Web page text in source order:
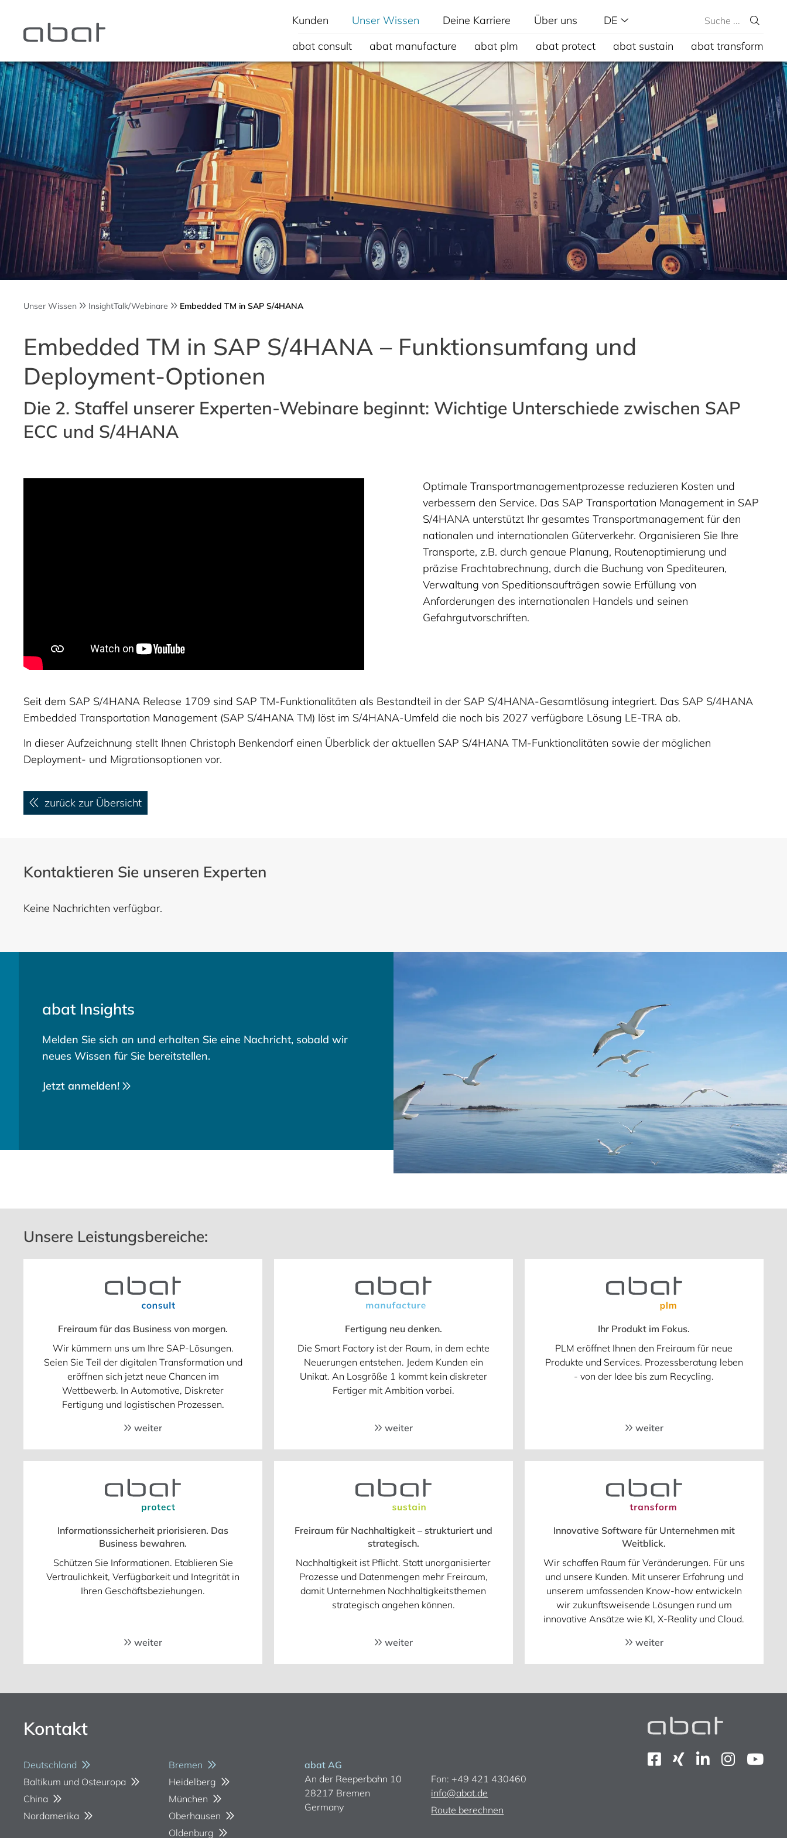
Kunden Unser Wissen Deine Karriere Über uns
DE
abat consult
abat manufacture abat plm abat protect abat sustain abat transform
Unser Wissen InsightTalk/Webinare Embedded TM in SAP S/4HANA
Embedded TM in SAP S/4HANA – Funktionsumfang und
Deployment-Optionen
Die 2. Staffel unserer Experten-Webinare beginnt: Wichtige Unterschiede zwischen SAP
ECC und S/4HANA
Optimale Transportmanagementprozesse reduzieren Kosten und
verbessern den Service. Das SAP Transportation Management in SAP
S/4HANA unterstützt Ihr gesamtes Transportmanagement für den
nationalen und internationalen Güterverkehr. Organisieren Sie Ihre
Transporte, z.B. durch genaue Planung, Routenoptimierung und
präzise Frachtabrechnung, durch die Buchung von Spediteuren,
Verwaltung von Speditionsaufträgen sowie Erfüllung von
Anforderungen des internationalen Handels und seinen
Gefahrgutvorschriften.
Seit dem SAP S/4HANA Release 1709 sind SAP TM-Funktionalitäten als Bestandteil in der SAP S/4HANA-Gesamtlösung integriert. Das SAP S/4HANA
Embedded Transportation Management (SAP S/4HANA TM) löst im S/4HANA-Umfeld die noch bis 2027 verfügbare Lösung LE-TRA ab.
In dieser Aufzeichnung stellt Ihnen Christoph Benkendorf einen Überblick der aktuellen SAP S/4HANA TM-Funktionalitäten sowie der möglichen
Deployment- und Migrationsoptionen vor.
zurück zur Übersicht
Kontaktieren Sie unseren Experten
Keine Nachrichten verfügbar.
abat Insights
Melden Sie sich an und erhalten Sie eine Nachricht, sobald wir
neues Wissen für Sie bereitstellen.
Jetzt anmelden!
Unsere Leistungsbereiche:
Freiraum für das Business von morgen.
Wir kümmern uns um Ihre SAP-Lösungen.
Seien Sie Teil der digitalen Transformation und
eröffnen sich jetzt neue Chancen im
Wettbewerb. In Automotive, Diskreter
Fertigung und logistischen Prozessen.
weiter
Fertigung neu denken.
Die Smart Factory ist der Raum, in dem echte
Neuerungen entstehen. Jedem Kunden ein
Unikat. An Losgröße 1 kommt kein diskreter
Fertiger mit Ambition vorbei.
weiter
Ihr Produkt im Fokus.
PLM eröffnet Ihnen den Freiraum für neue
Produkte und Services. Prozessberatung leben
- von der Idee bis zum Recycling.
weiter
Informationssicherheit priorisieren. Das
Business bewahren.
Schützen Sie Informationen. Etablieren Sie
Vertraulichkeit, Verfügbarkeit und Integrität in
Ihren Geschäftsbeziehungen.
weiter
Freiraum für Nachhaltigkeit – strukturiert und
strategisch.
Nachhaltigkeit ist Pflicht. Statt unorganisierter
Prozesse und Datenmengen mehr Freiraum,
damit Unternehmen Nachhaltigkeitsthemen
strategisch angehen können.
weiter
Innovative Software für Unternehmen mit
Weitblick.
Wir schaffen Raum für Veränderungen. Für uns
und unsere Kunden. Mit unserer Erfahrung und
unserem umfassenden Know-how entwickeln
wir zukunftsweisende Lösungen rund um
innovative Ansätze wie KI, X-Reality und Cloud.
weiter
Kontakt
Deutschland
Baltikum und Osteuropa
China
Nordamerika
Bremen
Heidelberg
München
Oberhausen
Oldenburg
abat AG
An der Reeperbahn 10
28217 Bremen
Germany
Fon: +49 421 430460
info@abat.de
Route berechnen